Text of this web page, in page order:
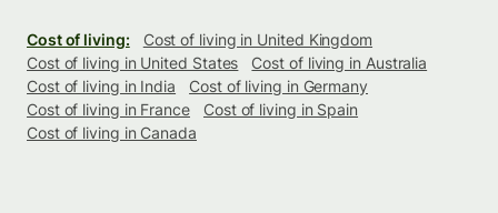
Cost of living:
Cost of living in United Kingdom
Cost of living in United States
Cost of living in Australia
Cost of living in India
Cost of living in Germany
Cost of living in France
Cost of living in Spain
Cost of living in Canada